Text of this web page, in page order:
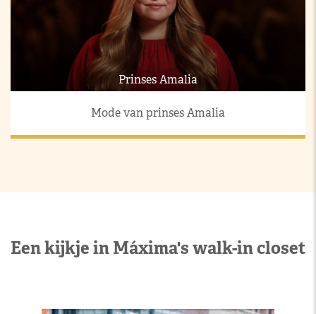
Prinses Amalia
Mode van prinses Amalia
Een kijkje in Máxima's walk-in closet